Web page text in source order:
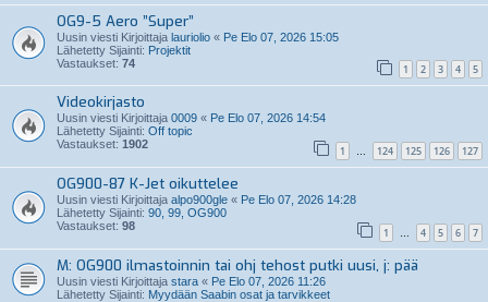
OG9-5 Aero ”Super”
Uusin viesti Kirjoittaja lauriolio « Pe Elo 07, 2026 15:05
Lähetetty Sijainti: Projektit
Vastaukset: 74 1 2 3 4 5
Videokirjasto
Uusin viesti Kirjoittaja 0009 « Pe Elo 07, 2026 14:54
Lähetetty Sijainti: Off topic
Vastaukset: 1902 1 … 124 125 126 127
OG900-87 K-Jet oikuttelee
Uusin viesti Kirjoittaja alpo900gle « Pe Elo 07, 2026 14:28
Lähetetty Sijainti: 90, 99, OG900
Vastaukset: 98 1 … 4 5 6 7
M: OG900 ilmastoinnin tai ohj tehost putki uusi, j: pää
Uusin viesti Kirjoittaja stara « Pe Elo 07, 2026 11:26
Lähetetty Sijainti: Myydään Saabin osat ja tarvikkeet